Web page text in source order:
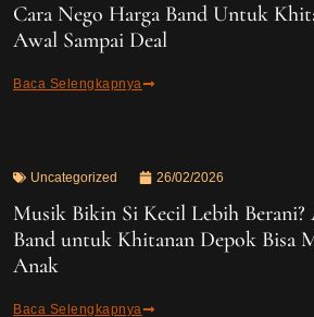
Cara Nego Harga Band Untuk
Awal Sampai Deal
Baca Selengkapnya
Uncategorized 26/02/2026
Musik Bikin Si Kecil Lebih Berani?
Band untuk Khitanan Depok Bisa
Anak
Baca Selengkapnya